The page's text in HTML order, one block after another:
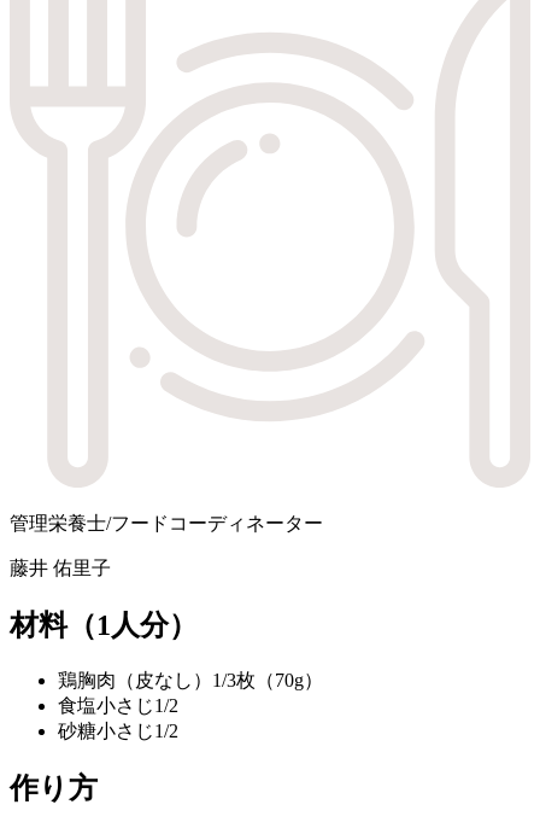
管理栄養士/フードコーディネーター
藤井 佑里子
材料（1人分）
鶏胸肉（皮なし） 1/3枚（70g）
食塩小さじ1/2
砂糖小さじ1/2
作り方